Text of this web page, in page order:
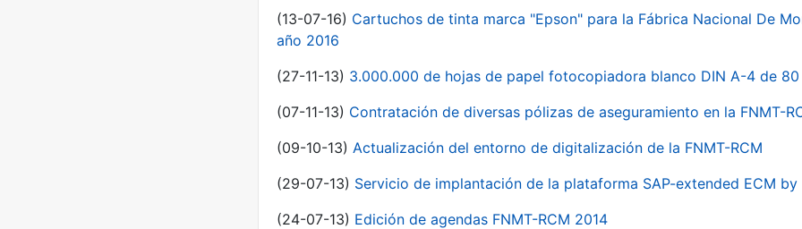
(13-07-16) Cartuchos de tinta marca "Epson" para la Fábrica Nacional De
año 2016
(27-11-13) 3.000.000 de hojas de papel fotocopiadora blanco DIN A-4 de 80
(07-11-13) Contratación de diversas pólizas de aseguramiento en la FNMT-
(09-10-13) Actualización del entorno de digitalización de la FNMT-RCM
(29-07-13) Servicio de implantación de la plataforma SAP-extended ECM by
(24-07-13) Edición de agendas FNMT-RCM 2014